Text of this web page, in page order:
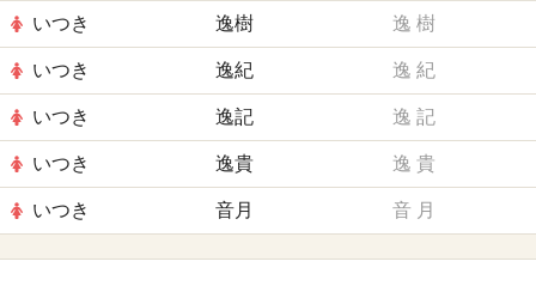
いつき 逸樹 逸 樹
いつき 逸紀 逸 紀
いつき 逸記 逸 記
いつき 逸貴 逸 貴
いつき 音月 音 月